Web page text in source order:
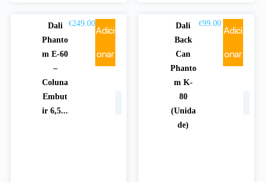
Dali
Phanto
m E-60
–
Coluna
Embut
ir 6,5...
€249.00
Adici
onar
Dali
Back
Can
Phanto
m K-
80
(Unida
de)
€99.00
Adici
onar